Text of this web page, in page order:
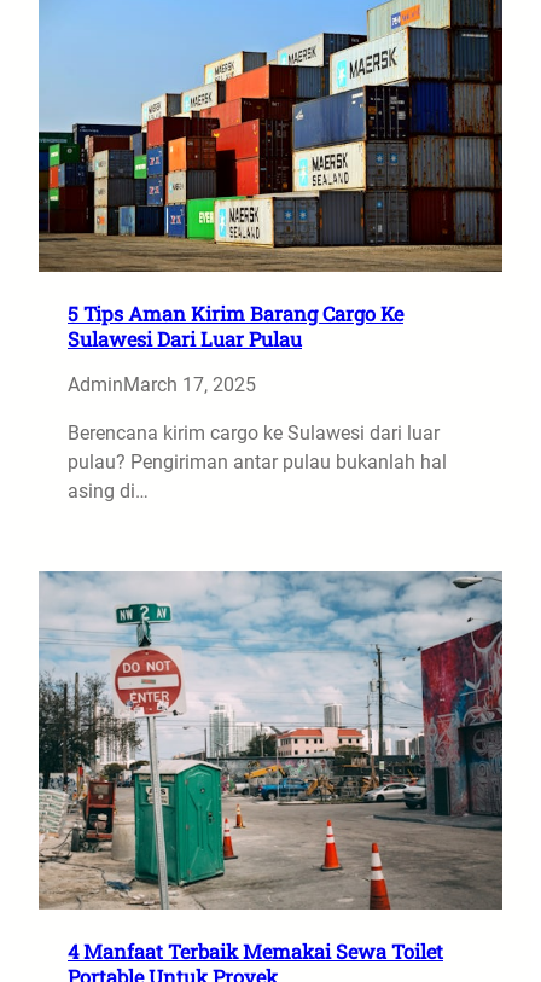
5 Tips Aman Kirim Barang Cargo Ke
Sulawesi Dari Luar Pulau
AdminMarch 17, 2025
Berencana kirim cargo ke Sulawesi dari luar
pulau? Pengiriman antar pulau bukanlah hal
asing di…
4 Manfaat Terbaik Memakai Sewa Toilet
Portable Untuk Proyek